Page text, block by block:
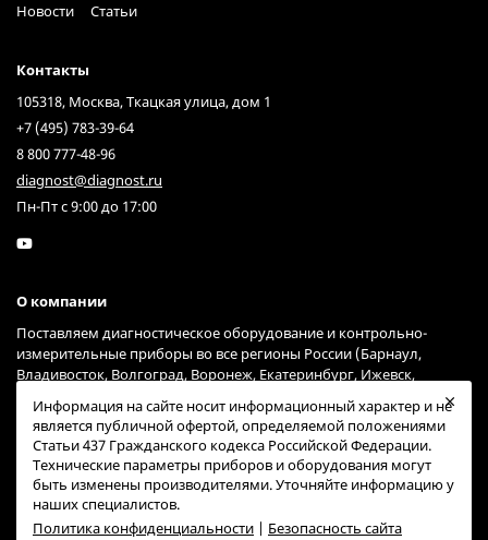
Новости
Статьи
Контакты
105318, Москва, Ткацкая улица, дом 1
+7 (495) 783-39-64
8 800 777-48-96
diagnost@diagnost.ru
Пн-Пт с 9:00 до 17:00
О компании
Поставляем диагностическое оборудование и контрольно-
измерительные приборы во все регионы России (Барнаул,
Владивосток, Волгоград, Воронеж, Екатеринбург, Ижевск,
Новгород, Новосибирск, Омск, Пермь, Ростов-на-Дону, Самара,
Санкт-Петербург, Саратов, Тольятти, Тюмень, Ульяновск, Уфа,
Хабаровск, Челябинск, Ярославль) через курьерские службы
Гарантпост и СДЭК (возможна доставка и через другие сервисы).
Информация на сайте носит информационный характер и не
является публичной офертой, определяемой положениями
Статьи 437 Гражданского кодекса Российской Федерации.
Технические параметры приборов и оборудования могут
быть изменены производителями. Уточняйте информацию у
наших специалистов.
Политика конфиденциальности | Безопасность сайта